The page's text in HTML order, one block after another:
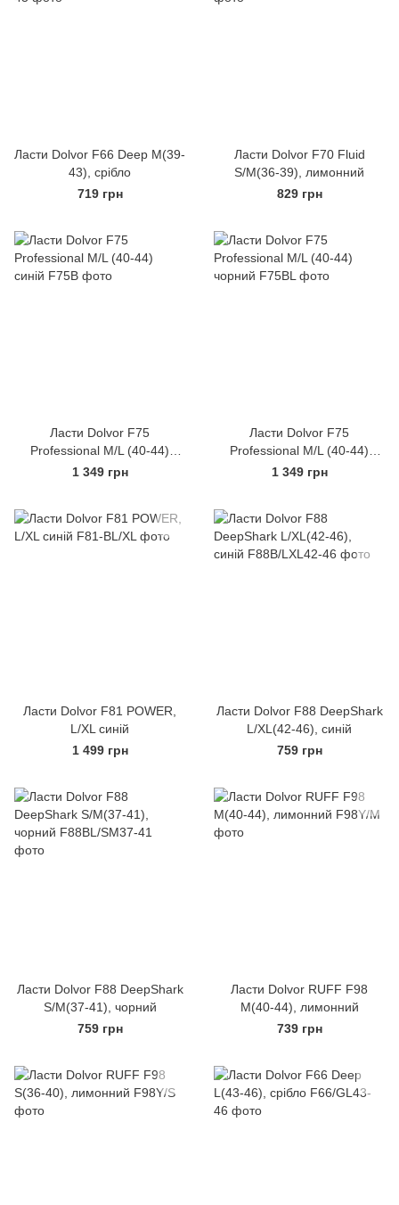
Ласти Dolvor F66 Deep M(39-
43), срібло
719 грн
Ласти Dolvor F70 Fluid
S/M(36-39), лимонний
829 грн
Ласти Dolvor F75
Professional M/L (40-44)
синій
1 349 грн
Ласти Dolvor F75
Professional M/L (40-44)
чорний
1 349 грн
Ласти Dolvor F81 POWER,
L/XL синій
1 499 грн
Ласти Dolvor F88 DeepShark
L/XL(42-46), синій
759 грн
Ласти Dolvor F88 DeepShark
S/M(37-41), чорний
759 грн
Ласти Dolvor RUFF F98
M(40-44), лимонний
739 грн